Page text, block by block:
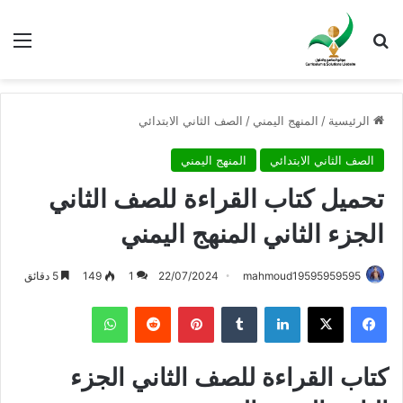
بحث عن
الرئيسية / المنهج اليمني / الصف الثاني الابتدائي
الصف الثاني الابتدائي المنهج اليمني
تحميل كتاب القراءة للصف الثاني
الجزء الثاني المنهج اليمني
mahmoud19595959595
22/07/2024
1
149
فيسبوك X لينكدإن بينتيريست واتساب
كتاب القراءة للصف الثاني الجزء